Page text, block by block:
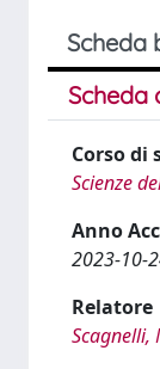
Scheda
Scheda
Corso di
Scienze
Anno
2023-10-
Relatore
Scagnelli,